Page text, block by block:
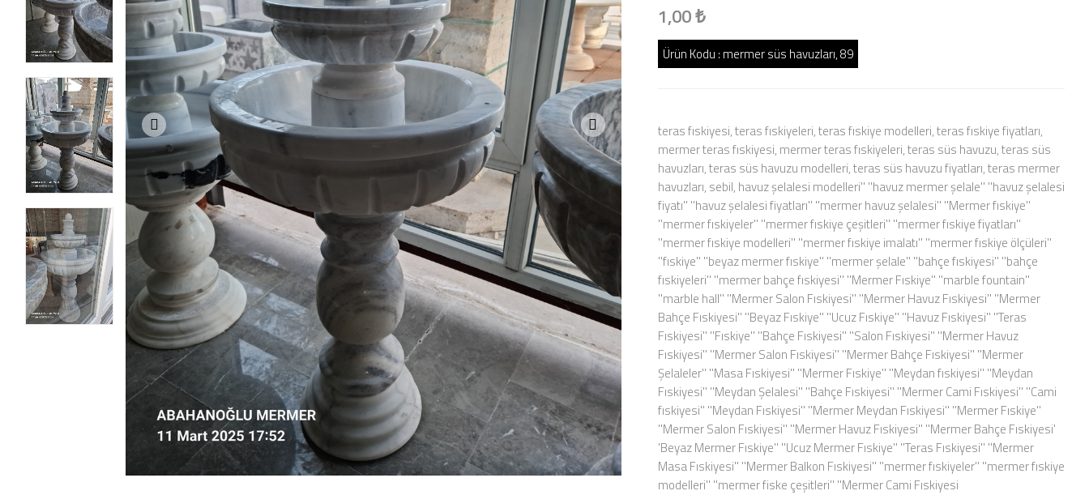
1,00 ₺
Ürün Kodu : mermer süs havuzları, 89
teras fıskiyesi, teras fıskiyeleri, teras fıskiye modelleri, teras fıskiye fiyatları,
mermer teras fıskiyesi, mermer teras fıskiyeleri, teras süs havuzu, teras süs
havuzları, teras süs havuzu modelleri, teras süs havuzu fiyatları, teras mermer
havuzları, sebil, havuz şelalesi modelleri'' ''havuz mermer şelale'' ''havuz şelalesi
fiyatı'' ''havuz şelalesi fiyatları'' ''mermer havuz şelalesi'' ''Mermer fıskiye''
''mermer fıskiyeler'' ''mermer fıskiye çeşitleri'' ''mermer fıskiye fiyatları''
''mermer fıskiye modelleri'' ''mermer fıskiye imalatı'' ''mermer fıskiye ölçüleri''
''fıskiye'' ''beyaz mermer fıskiye'' ''mermer şelale'' ''bahçe fıskiyesi'' ''bahçe
fıskiyeleri'' ''mermer bahçe fıskiyesi'' ''Mermer Fıskiye'' ''marble fountain''
''marble hall'' ''Mermer Salon Fıskiyesi'' ''Mermer Havuz Fıskiyesi'' ''Mermer
Bahçe Fıskiyesi'' ''Beyaz Fıskiye'' ''Ucuz Fıskiye'' ''Havuz Fıskiyesi'' ''Teras
Fıskiyesi'' ''Fıskiye'' ''Bahçe Fıskiyesi'' ''Salon Fıskiyesi'' ''Mermer Havuz
Fıskiyesi'' ''Mermer Salon Fıskiyesi'' ''Mermer Bahçe Fıskiyesi'' ''Mermer
Şelaleler'' ''Masa Fıskiyesi'' ''Mermer Fıskiye'' ''Meydan fıskiyesi'' ''Meydan
Fıskiyesi'' ''Meydan Şelalesi'' ''Bahçe Fıskiyesi'' ''Mermer Cami Fıskiyesi'' ''Cami
fıskiyesi'' ''Meydan Fıskiyesi'' ''Mermer Meydan Fıskiyesi'' ''Mermer Fıskiye''
''Mermer Salon Fıskiyesi'' ''Mermer Havuz Fıskiyesi'' ''Mermer Bahçe Fıskiyesi'
'Beyaz Mermer Fıskiye'' ''Ucuz Mermer Fıskiye'' ''Teras Fıskiyesi'' ''Mermer
Masa Fıskiyesi'' ''Mermer Balkon Fıskiyesi'' ''mermer fıskiyeler'' ''mermer fıskiye
modelleri'' ''mermer fiske çeşitleri'' ''Mermer Cami Fıskiyesi